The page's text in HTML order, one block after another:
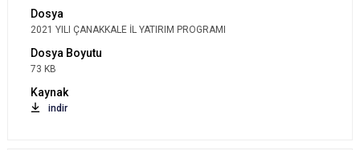
2021 YILI ÇANAKKALE İL YATIRIM PROGRAMI
73 KB
indir